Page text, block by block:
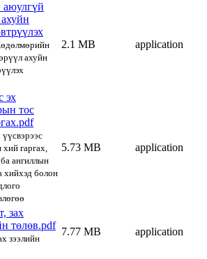
ахуйн
2.1 MB application
эх
тос
хий гаргах,
ангиллын
хийхэд болон
5.73 MB application
зах
төлөв.pdf
зээлийн
7.77 MB application